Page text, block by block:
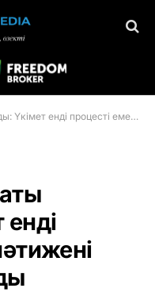
емес, нәтижені қаржыландырады